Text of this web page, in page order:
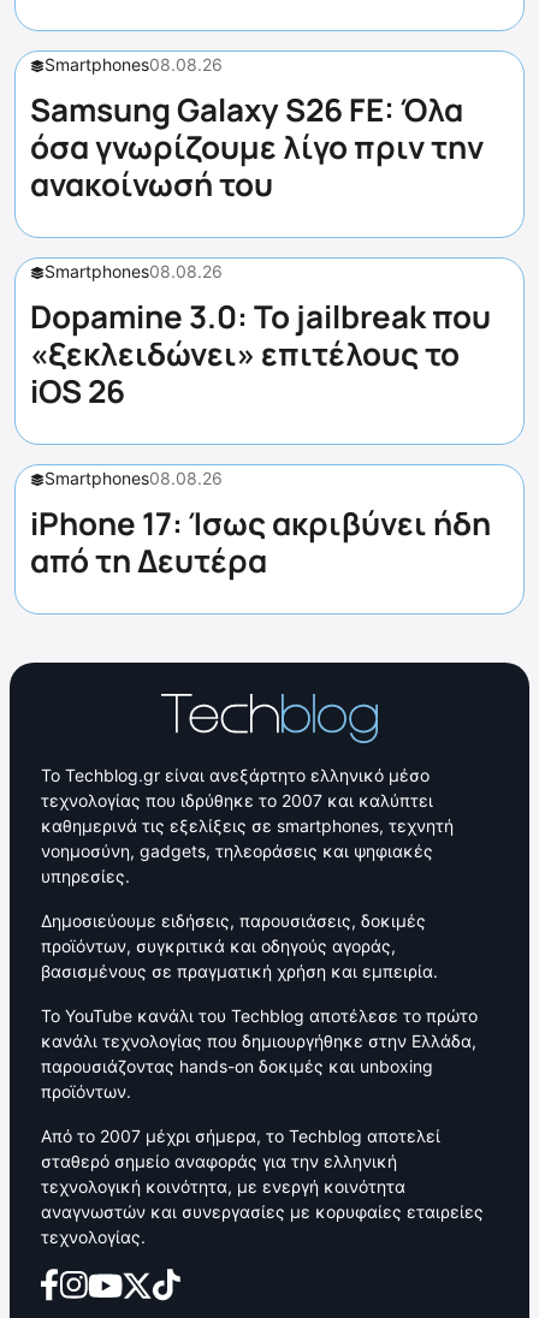
Smartphones08.08.26
Samsung Galaxy S26 FE: Όλα
όσα γνωρίζουμε λίγο πριν την
ανακοίνωσή του
Smartphones08.08.26
Dopamine 3.0: Το jailbreak που
«ξεκλειδώνει» επιτέλους το
iOS 26
Smartphones08.08.26
iPhone 17: Ίσως ακριβύνει ήδη
από τη Δευτέρα
Το Techblog.gr είναι ανεξάρτητο ελληνικό μέσο
τεχνολογίας που ιδρύθηκε το 2007 και καλύπτει
καθημερινά τις εξελίξεις σε smartphones, τεχνητή
νοημοσύνη, gadgets, τηλεοράσεις και ψηφιακές
υπηρεσίες.
Δημοσιεύουμε ειδήσεις, παρουσιάσεις, δοκιμές
προϊόντων, συγκριτικά και οδηγούς αγοράς,
βασισμένους σε πραγματική χρήση και εμπειρία.
Το YouTube κανάλι του Techblog αποτέλεσε το πρώτο
κανάλι τεχνολογίας που δημιουργήθηκε στην Ελλάδα,
παρουσιάζοντας hands-on δοκιμές και unboxing
προϊόντων.
Από το 2007 μέχρι σήμερα, το Techblog αποτελεί
σταθερό σημείο αναφοράς για την ελληνική
τεχνολογική κοινότητα, με ενεργή κοινότητα
αναγνωστών και συνεργασίες με κορυφαίες εταιρείες
τεχνολογίας.